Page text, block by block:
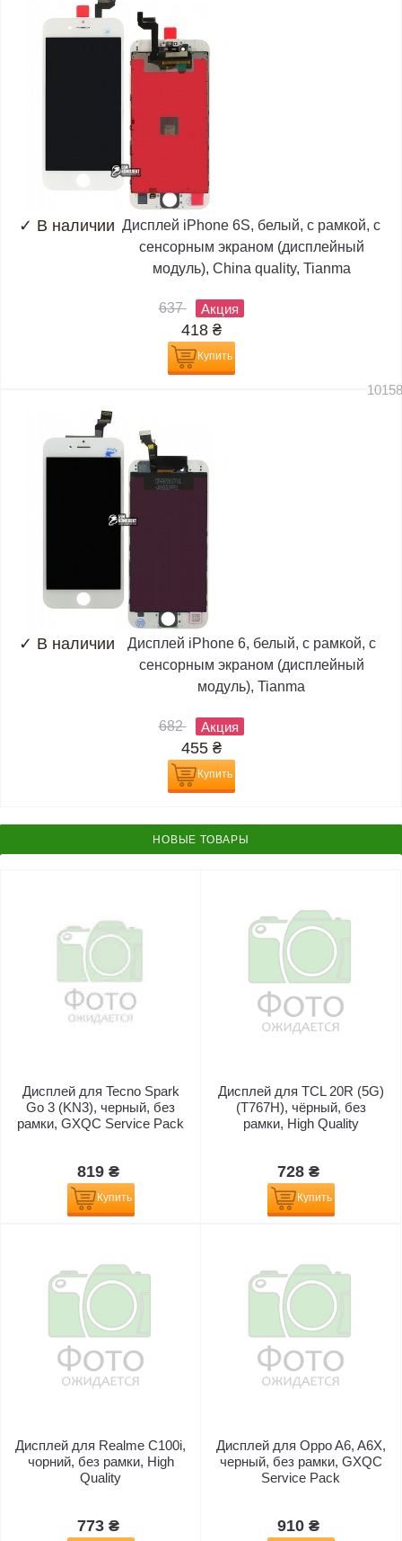
✓ В наличии Дисплей iPhone 6S, белый, с рамкой, с
сенсорным экраном (дисплейный
модуль), China quality, Tianma
637 Акция
418 ₴
Купить
✓ В наличии
Дисплей iPhone 6, белый, с рамкой, с
сенсорным экраном (дисплейный
модуль), Tianma
682 Акция
455 ₴
Купить
НОВЫЕ ТОВАРЫ
Дисплей для Tecno Spark
Go 3 (KN3), черный, без
рамки, GXQC Service Pack
819 ₴
Купить
Дисплей для TCL 20R (5G)
(T767H), чёрный, без
рамки, High Quality
728 ₴
Купить
Дисплей для Realme C100i,
чорний, без рамки, High
Quality
773 ₴
Дисплей для Oppo A6, A6X,
черный, без рамки, GXQC
Service Pack
910 ₴